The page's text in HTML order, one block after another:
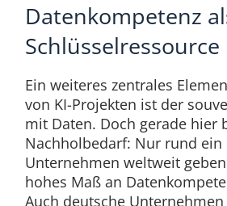
Datenkompetenz
Schlüsselressource
Ein weiteres zentrales
von KI-Projekten ist der
mit Daten. Doch gerade hier
Nachholbedarf: Nur rund
Unternehmen weltweit
hohes Maß an
Auch deutsche Unternehmen